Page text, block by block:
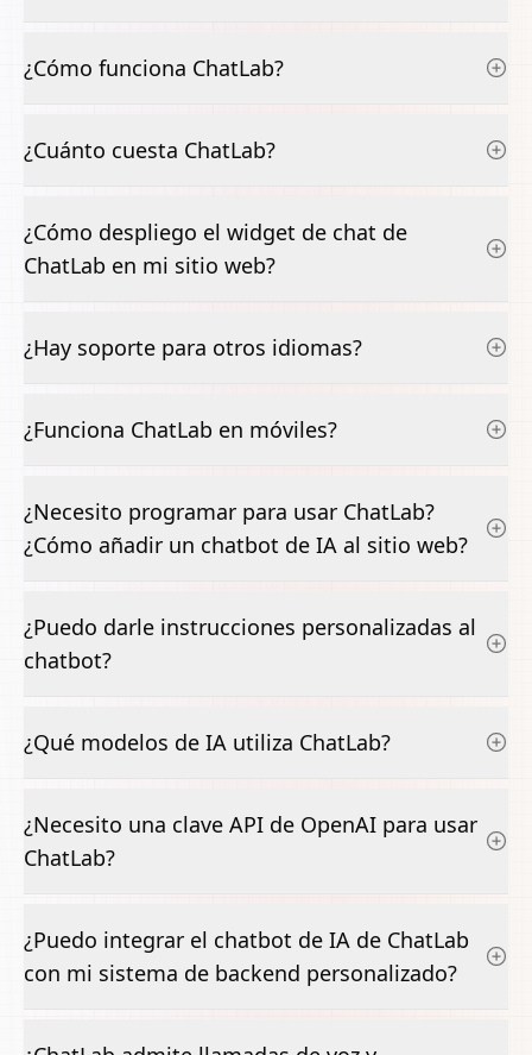
¿Cómo funciona ChatLab?
¿Cuánto cuesta ChatLab?
¿Cómo despliego el widget de chat de
ChatLab en mi sitio web?
¿Hay soporte para otros idiomas?
¿Funciona ChatLab en móviles?
¿Necesito programar para usar ChatLab?
¿Cómo añadir un chatbot de IA al sitio web?
¿Puedo darle instrucciones personalizadas al
chatbot?
¿Qué modelos de IA utiliza ChatLab?
¿Necesito una clave API de OpenAI para usar
ChatLab?
¿Puedo integrar el chatbot de IA de ChatLab
con mi sistema de backend personalizado?